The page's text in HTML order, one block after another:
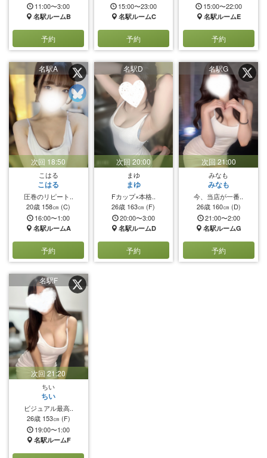
11:00〜3:00
名駅ルームB
予約
15:00〜23:00
名駅ルームC
予約
15:00〜22:00
名駅ルームE
予約
次回 18:50
名駅A
こはる
こはる
圧巻のリピート..
20歳 158㎝ (C)
16:00〜1:00
名駅ルームA
予約
次回 20:00
名駅D
まゆ
まゆ
Fカップ×本格..
26歳 163㎝ (F)
20:00〜3:00
名駅ルームD
予約
次回 21:00
名駅G
みなも
みなも
今、当店が一番..
26歳 160㎝ (D)
21:00〜2:00
名駅ルームG
予約
次回 21:20
名駅F
ちい
ちい
ビジュアル最高..
26歳 153㎝ (F)
19:00〜1:00
名駅ルームF